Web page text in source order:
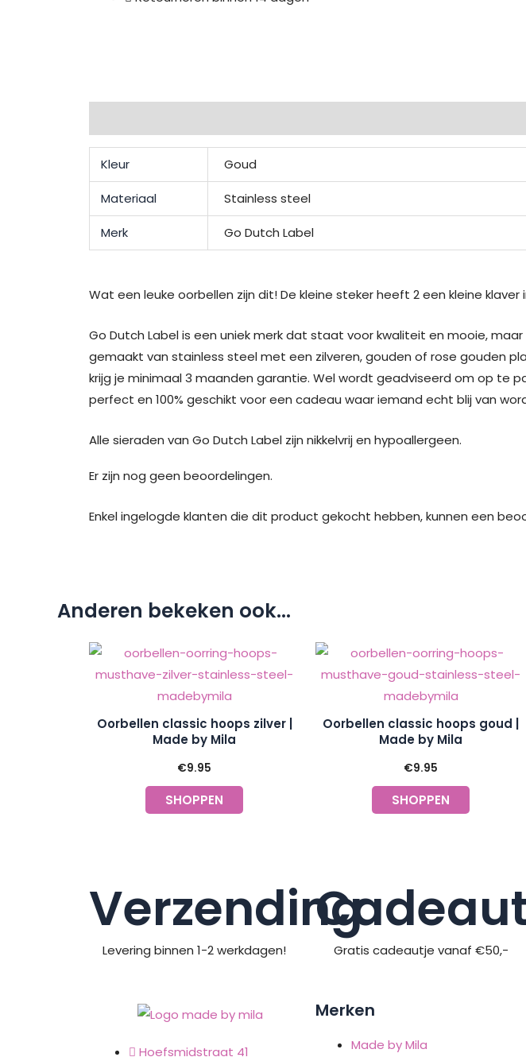
Kleur Goud
Materiaal Stainless steel
Merk Go Dutch Label
Wat een leuke oorbellen zijn dit! De kleine steker heeft 2 een kleine
Go Dutch Label is een uniek merk dat staat voor kwaliteit en mooie,
gemaakt van stainless steel met een zilveren, gouden of rose gouden
krijg je minimaal 3 maanden garantie. Wel wordt geadviseerd om op te
perfect en 100% geschikt voor een cadeau waar iemand echt blij van
Alle sieraden van Go Dutch Label zijn nikkelvrij en hypoallergeen.
Er zijn nog geen beoordelingen.
Enkel ingelogde klanten die dit product gekocht hebben, kunnen een
Anderen bekeken ook...
Oorbellen classic hoops zilver |
Made by Mila
€9.95
SHOPPEN
Oorbellen classic hoops goud |
Made by Mila
€9.95
SHOPPEN
Verzending
Levering binnen 1-2 werkdagen! Gratis cadeautje vanaf €50,-
Hoefsmidstraat 41
Merken
Made by Mila